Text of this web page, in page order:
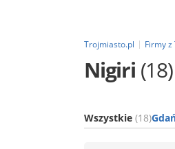
Trojmiasto.pl Firmy
Nigiri (18)
Wszystkie (18)